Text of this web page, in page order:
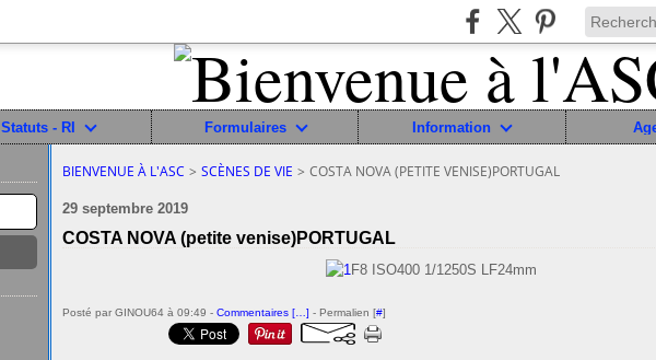
Statuts - RI Formulaires Information
BIENVENUE À L'ASC > SCÈNES DE VIE > COSTA NOVA (PETITE VENISE)PORTUGAL
29 septembre 2019
COSTA NOVA (petite venise)PORTUGAL
F8 ISO400 1/1250S LF24mm
Posté par GINOU64 à 09:49 - Commentaires [ ] - Permalien [#]